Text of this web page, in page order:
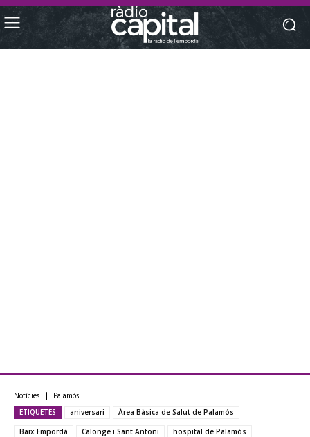
Notícies Palamós
ETIQUETES aniversari
Àrea Bàsica de Salut de Palamós
Baix Empordà
Calonge i Sant Antoni
hospital de Palamós